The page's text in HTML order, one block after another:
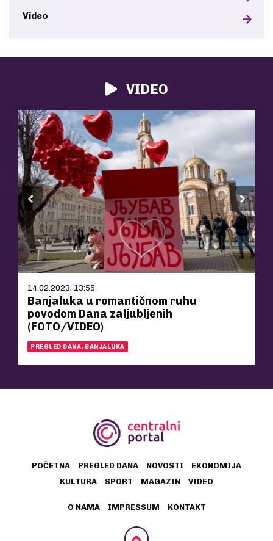
Video
VIDEO
14.02.2023, 13:55
Banjaluka u romantičnom ruhu
povodom Dana zaljubljenih
(FOTO/VIDEO)
PREGLED DANA, BANJALUKA
POČETNA PREGLED DANA NOVOSTI
EKONOMIJA
KULTURA
SPORT MAGAZIN VIDEO
O NAMA IMPRESSUM KONTAKT